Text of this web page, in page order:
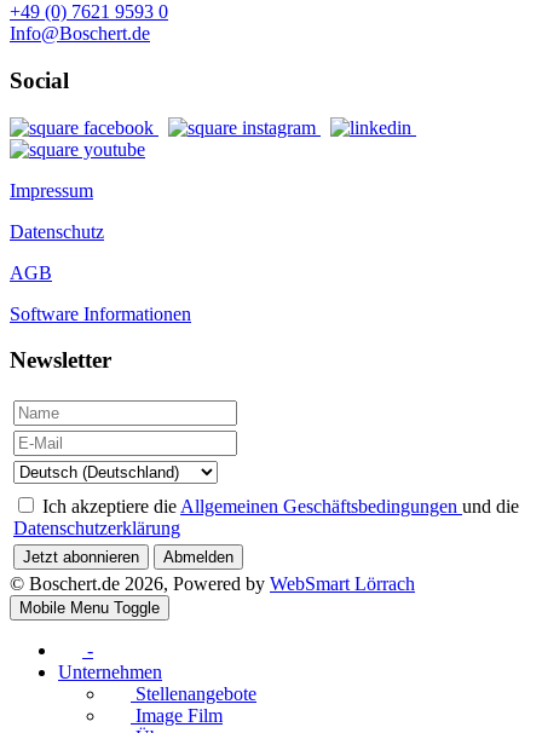
+49 (0) 7621 9593 0
Info@Boschert.de
Social
Impressum
Datenschutz
AGB
Software Informationen
Newsletter
Ich akzeptiere die Allgemeinen Geschäftsbedingungen und die
Datenschutzerklärung
Jetzt abonnieren Abmelden
© Boschert.de 2026, Powered by WebSmart Lörrach
Mobile Menu Toggle
-
Unternehmen
Stellenangebote
Image Film